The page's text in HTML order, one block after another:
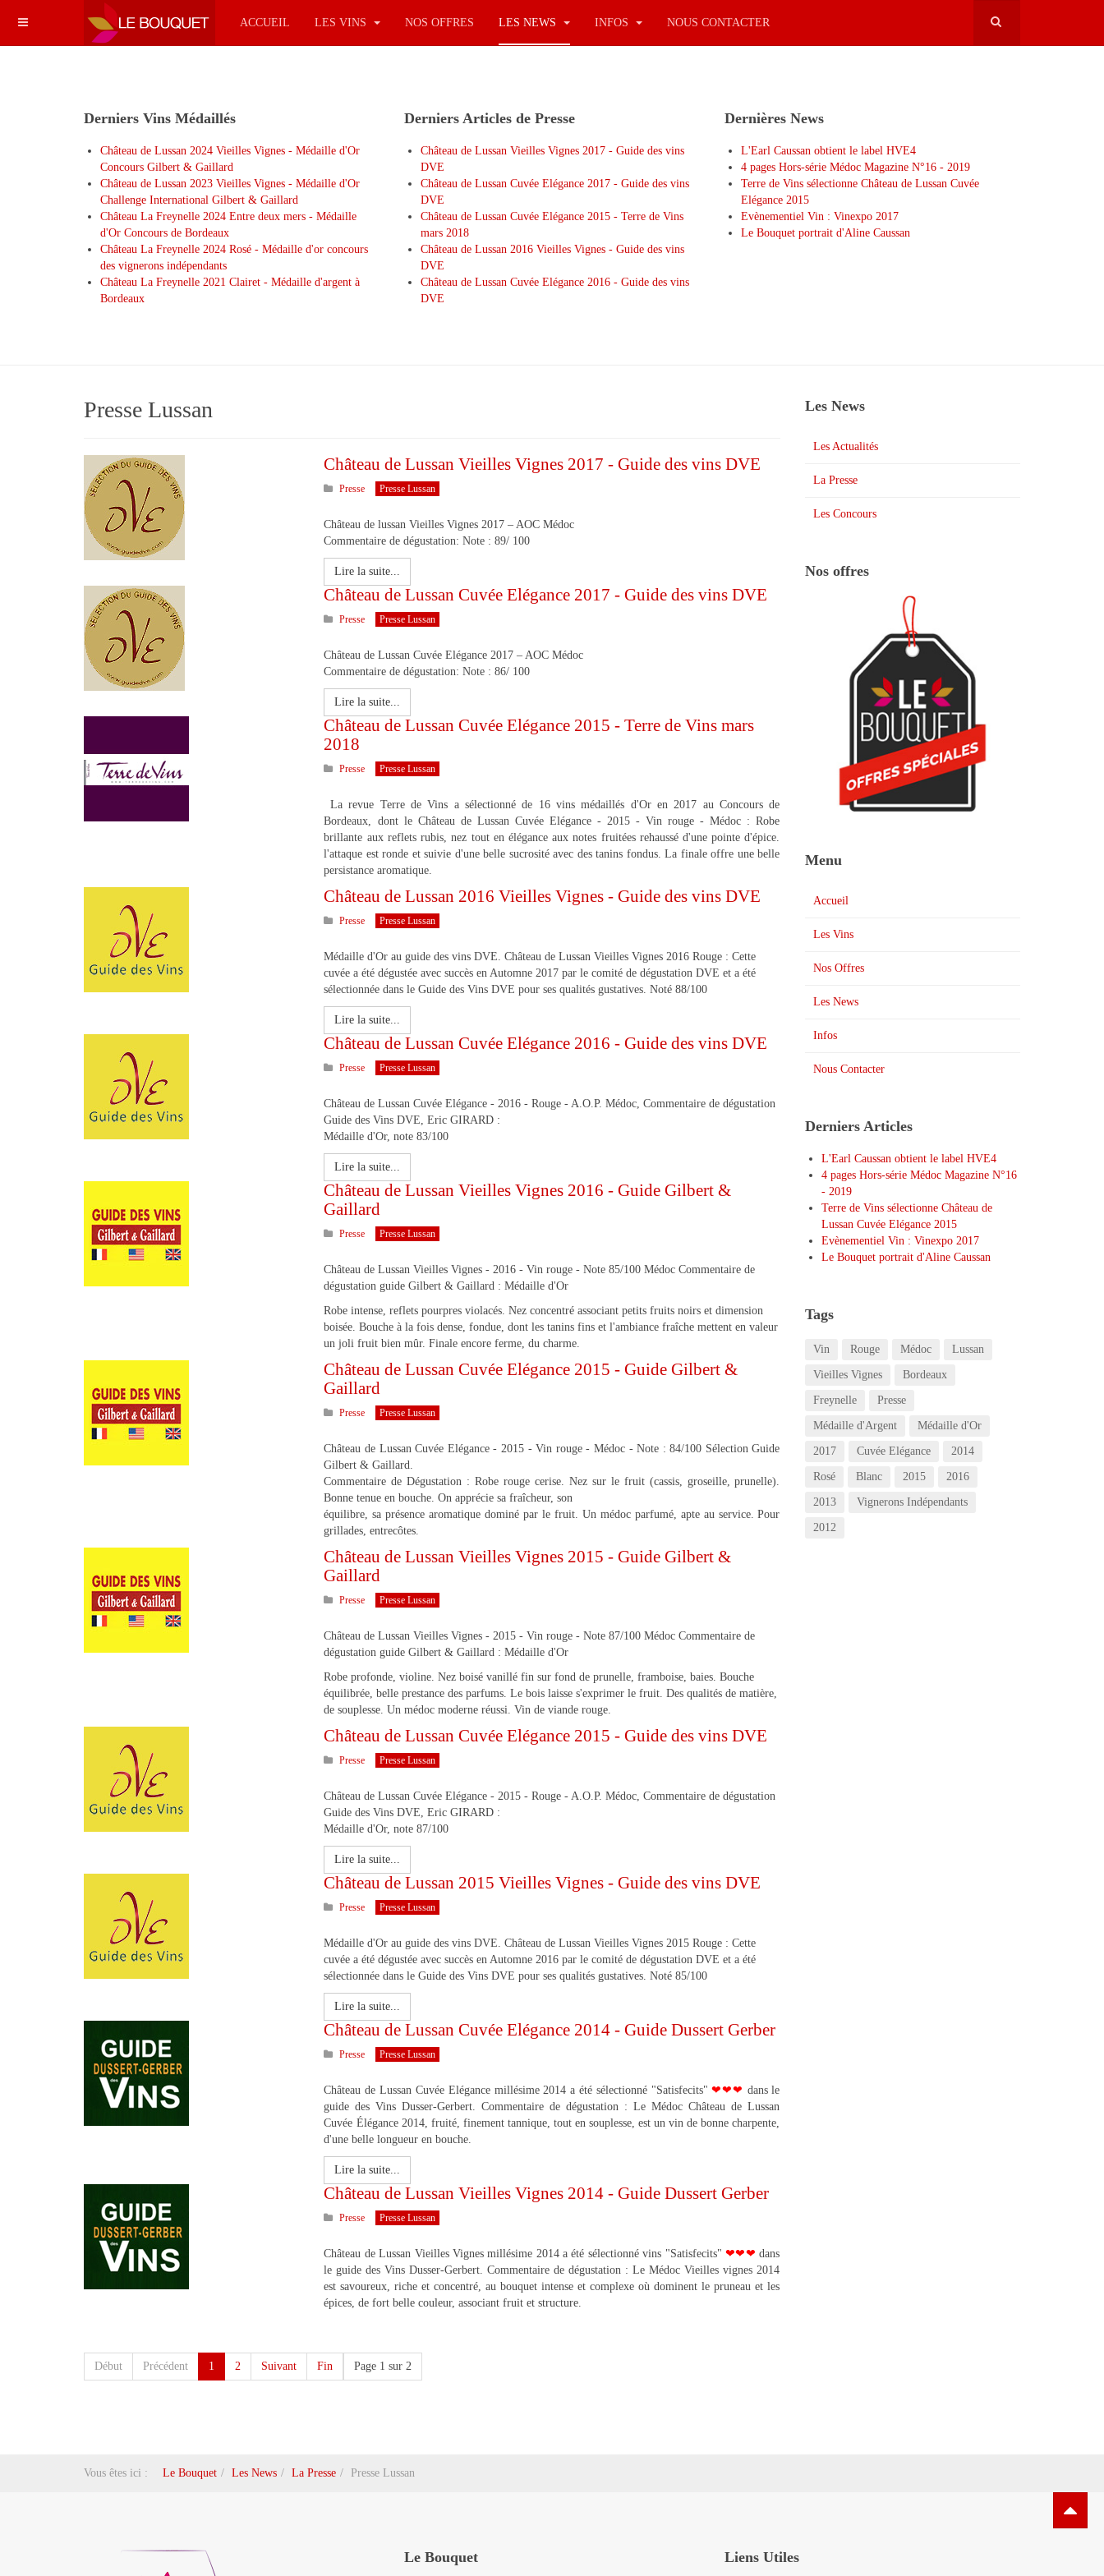
ACCUEIL LES VINS NOS OFFRES LES NEWS INFOS NOUS CONTACTER
Derniers Vins Médaillés
Château de Lussan 2024 Vieilles Vignes - Médaille d'Or
Concours Gilbert & Gaillard
Château de Lussan 2023 Vieilles Vignes - Médaille d'Or
Challenge International Gilbert & Gaillard
Château La Freynelle 2024 Entre deux mers - Médaille
d'Or Concours de Bordeaux
Château La Freynelle 2024 Rosé - Médaille d'or concours
des vignerons indépendants
Château La Freynelle 2021 Clairet - Médaille d'argent à
Bordeaux
Derniers Articles de Presse
Château de Lussan Vieilles Vignes 2017 - Guide des vins
DVE
Château de Lussan Cuvée Elégance 2017 - Guide des vins
DVE
Château de Lussan Cuvée Elégance 2015 - Terre de Vins
mars 2018
Château de Lussan 2016 Vieilles Vignes - Guide des vins
DVE
Château de Lussan Cuvée Elégance 2016 - Guide des vins
DVE
Dernières News
L'Earl Caussan obtient le label HVE4
4 pages Hors-série Médoc Magazine N°16 - 2019
Terre de Vins sélectionne Château de Lussan Cuvée
Elégance 2015
Evènementiel Vin : Vinexpo 2017
Le Bouquet portrait d'Aline Caussan
Presse Lussan
Château de Lussan Vieilles Vignes 2017 - Guide des vins DVE
Presse Presse Lussan
Château de lussan Vieilles Vignes 2017 – AOC Médoc
Commentaire de dégustation: Note : 89/ 100
Lire la suite...
Château de Lussan Cuvée Elégance 2017 - Guide des vins DVE
Presse Presse Lussan
Château de Lussan Cuvée Elégance 2017 – AOC Médoc
Commentaire de dégustation: Note : 86/ 100
Lire la suite...
Château de Lussan Cuvée Elégance 2015 - Terre de Vins mars
2018
Presse Presse Lussan
La revue Terre de Vins a sélectionné de 16 vins médaillés d'Or en 2017 au Concours de
Bordeaux, dont le Château de Lussan Cuvée Elégance - 2015 - Vin rouge - Médoc : Robe
brillante aux reflets rubis, nez tout en élégance aux notes fruitées rehaussé d'une pointe d'épice.
l'attaque est ronde et suivie d'une belle sucrosité avec des tanins fondus. La finale offre une belle
persistance aromatique.
Château de Lussan 2016 Vieilles Vignes - Guide des vins DVE
Presse Presse Lussan
Médaille d'Or au guide des vins DVE. Château de Lussan Vieilles Vignes 2016 Rouge : Cette
cuvée a été dégustée avec succès en Automne 2017 par le comité de dégustation DVE et a été
sélectionnée dans le Guide des Vins DVE pour ses qualités gustatives. Noté 88/100
Lire la suite...
Château de Lussan Cuvée Elégance 2016 - Guide des vins DVE
Presse Presse Lussan
Château de Lussan Cuvée Elégance - 2016 - Rouge - A.O.P. Médoc, Commentaire de dégustation
Guide des Vins DVE, Eric GIRARD :
Médaille d'Or, note 83/100
Lire la suite...
Château de Lussan Vieilles Vignes 2016 - Guide Gilbert &
Gaillard
Presse Presse Lussan
Château de Lussan Vieilles Vignes - 2016 - Vin rouge - Note 85/100 Médoc Commentaire de
dégustation guide Gilbert & Gaillard : Médaille d'Or
Robe intense, reflets pourpres violacés. Nez concentré associant petits fruits noirs et dimension
boisée. Bouche à la fois dense, fondue, dont les tanins fins et l'ambiance fraîche mettent en valeur
un joli fruit bien mûr. Finale encore ferme, du charme.
Château de Lussan Cuvée Elégance 2015 - Guide Gilbert &
Gaillard
Presse Presse Lussan
Château de Lussan Cuvée Elégance - 2015 - Vin rouge - Médoc - Note : 84/100 Sélection Guide
Gilbert & Gaillard.
Commentaire de Dégustation : Robe rouge cerise. Nez sur le fruit (cassis, groseille, prunelle).
Bonne tenue en bouche. On apprécie sa fraîcheur, son
équilibre, sa présence aromatique dominé par le fruit. Un médoc parfumé, apte au service. Pour
grillades, entrecôtes.
Château de Lussan Vieilles Vignes 2015 - Guide Gilbert &
Gaillard
Presse Presse Lussan
Château de Lussan Vieilles Vignes - 2015 - Vin rouge - Note 87/100 Médoc Commentaire de
dégustation guide Gilbert & Gaillard : Médaille d'Or
Robe profonde, violine. Nez boisé vanillé fin sur fond de prunelle, framboise, baies. Bouche
équilibrée, belle prestance des parfums. Le bois laisse s'exprimer le fruit. Des qualités de matière,
de souplesse. Un médoc moderne réussi. Vin de viande rouge.
Château de Lussan Cuvée Elégance 2015 - Guide des vins DVE
Presse Presse Lussan
Château de Lussan Cuvée Elégance - 2015 - Rouge - A.O.P. Médoc, Commentaire de dégustation
Guide des Vins DVE, Eric GIRARD :
Médaille d'Or, note 87/100
Lire la suite...
Château de Lussan 2015 Vieilles Vignes - Guide des vins DVE
Presse Presse Lussan
Médaille d'Or au guide des vins DVE. Château de Lussan Vieilles Vignes 2015 Rouge : Cette
cuvée a été dégustée avec succès en Automne 2016 par le comité de dégustation DVE et a été
sélectionnée dans le Guide des Vins DVE pour ses qualités gustatives. Noté 85/100
Lire la suite...
Château de Lussan Cuvée Elégance 2014 - Guide Dussert Gerber
Presse Presse Lussan
Château de Lussan Cuvée Elégance millésime 2014 a été sélectionné "Satisfecits"❤❤❤ dans le
guide des Vins Dusser-Gerbert. Commentaire de dégustation : Le Médoc Château de Lussan
Cuvée Élégance 2014, fruité, finement tannique, tout en souplesse, est un vin de bonne charpente,
d'une belle longueur en bouche.
Lire la suite...
Château de Lussan Vieilles Vignes 2014 - Guide Dussert Gerber
Presse Presse Lussan
Château de Lussan Vieilles Vignes millésime 2014 a été sélectionné vins "Satisfecits" ❤❤❤ dans
le guide des Vins Dusser-Gerbert. Commentaire de dégustation : Le Médoc Vieilles vignes 2014
est savoureux, riche et concentré, au bouquet intense et complexe où dominent le pruneau et les
épices, de fort belle couleur, associant fruit et structure.
Page 1 sur 2
Début Précédent 1 2 Suivant Fin
Les News
Les Actualités
La Presse
Les Concours
Nos offres
Menu
Accueil
Les Vins
Nos Offres
Les News
Infos
Nous Contacter
Derniers Articles
L'Earl Caussan obtient le label HVE4
4 pages Hors-série Médoc Magazine N°16
- 2019
Terre de Vins sélectionne Château de
Lussan Cuvée Elégance 2015
Evènementiel Vin : Vinexpo 2017
Le Bouquet portrait d'Aline Caussan
Tags
Vin Rouge Médoc Lussan
Vieilles Vignes Bordeaux
Freynelle Presse
Médaille d'Argent Médaille d'Or
2017 Cuvée Elégance 2014
Rosé Blanc 2015 2016
2013 Vignerons Indépendants
2012
Vous êtes ici : Le Bouquet Les News La Presse Presse Lussan
Le Bouquet Liens Utiles